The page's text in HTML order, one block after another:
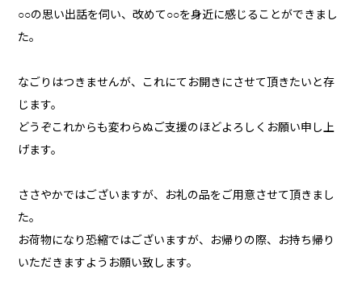
○○の思い出話を伺い、改めて○○を身近に感じることができまし
た。
なごりはつきませんが、これにてお開きにさせて頂きたいと存
じます。
どうぞこれからも変わらぬご支援のほどよろしくお願い申し上
げます。
ささやかではございますが、お礼の品をご用意させて頂きまし
た。
お荷物になり恐縮ではございますが、お帰りの際、お持ち帰り
いただきますようお願い致します。